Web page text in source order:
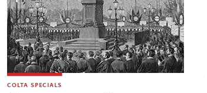
COLTA SPECIALS